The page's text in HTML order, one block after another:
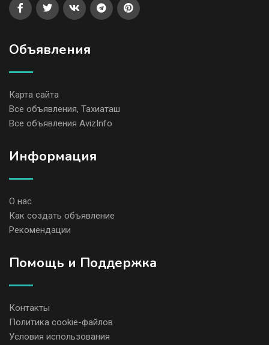
Объявления
Карта сайта
Все объявления, Тахиаташ
Все объявления AvizInfo
Информация
О нас
Как создать объявление
Рекомендации
Помощь и Поддержка
Контакты
Политика cookie-файлов
Условия использования